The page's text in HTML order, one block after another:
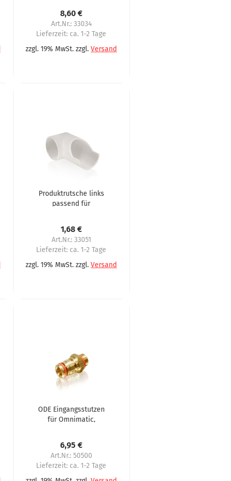
8,60 €
Art.Nr.: 33034
Lieferzeit: ca. 1-2 Tage
zzgl. 19% MwSt. zzgl.Versand
Produktrutsche links
passend für
Gerhardt
1,68 €
Art.Nr.: 33051
Lieferzeit: ca. 1-2 Tage
zzgl. 19% MwSt. zzgl.Versand
ODE Eingangsstutzen
für Omnimatic,
6,95 €
Art.Nr.: 50500
Lieferzeit: ca. 1-2 Tage